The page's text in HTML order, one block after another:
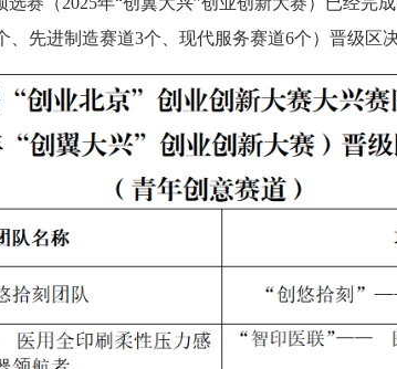
先进制造赛道3个、现代服务赛道6个）晋级区